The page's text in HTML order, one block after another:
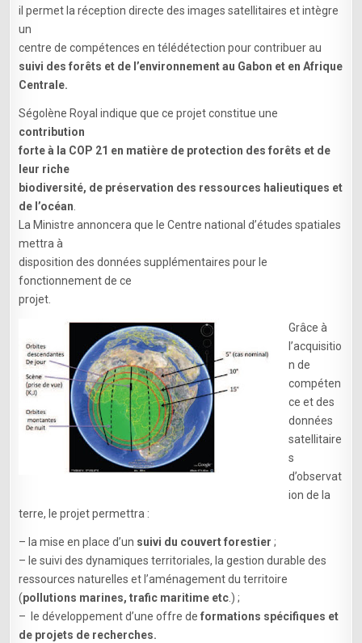
PLANÈTE
FRANCE
A
LANCÉ
ASSISTÉE
PAR
AU
il permet la réception directe des images satellitaires et intègre
un
centre de compétences en télédétection pour contribuer au
suivi des forêts et de l’environnement au Gabon et en Afrique
Centrale.
Ségolène Royal indique que ce projet constitue une
contribution
forte à la COP 21 en matière de protection des forêts et de
leur riche
biodiversité, de préservation des ressources halieutiques et
de l’océan.
La Ministre annoncera que le Centre national d’études spatiales
mettra à
disposition des données supplémentaires pour le
fonctionnement de ce
projet.
Grâce à
l’acquisitio
n de
compéten
ce et des
données
satellitaire
s
d’observat
ion de la
terre, le projet permettra :
– la mise en place d’un suivi du couvert forestier ;
– le suivi des dynamiques territoriales, la gestion durable des
ressources naturelles et l’aménagement du territoire
(pollutions marines, trafic maritime etc.) ;
– le développement d’une offre deformations spécifiques et
de projets de recherches.